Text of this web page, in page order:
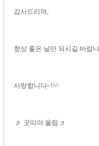
감사드리며,
항상 좋은 날만 되시길 바랍
사랑합니다~!^^
♬ 굿띠야 올림 ♬